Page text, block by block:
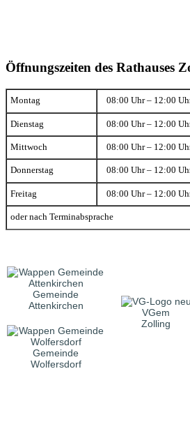
Öffnungszeiten des Rathauses
Montag 08:00 Uhr – 12:00
Dienstag 08:00 Uhr – 12:00
Mittwoch 08:00 Uhr – 12:00
Donnerstag 08:00 Uhr – 12:00
Freitag 08:00 Uhr – 12:00
oder nach Terminabsprache
Gemeinde
Attenkirchen
VGem
Zolling
Gemeinde
Wolfersdorf